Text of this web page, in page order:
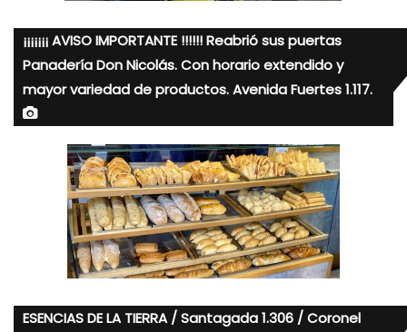
¡¡¡¡¡¡¡ AVISO IMPORTANTE !!!!!! Reabrió sus puertas
Panadería Don Nicolás. Con horario extendido y
mayor variedad de productos. Avenida Fuertes 1.117.
ESENCIAS DE LA TIERRA / Santagada 1.306 / Coronel